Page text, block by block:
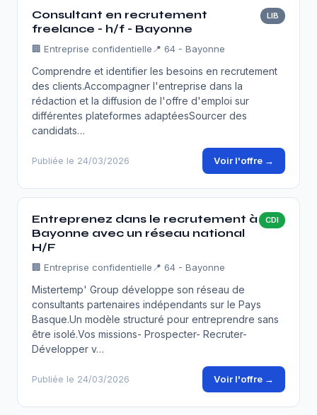
Consultant en recrutement
freelance - h/f - Bayonne
LIB
🏢 Entreprise confidentielle 📍 64 - Bayonne
Comprendre et identifier les besoins en recrutement
des clients.Accompagner l'entreprise dans la
rédaction et la diffusion de l'offre d'emploi sur
différentes plateformes adaptéesSourcer des
candidats…
Publiée le 24/03/2026 Voir l'offre →
Entreprenez dans le recrutement à
Bayonne avec un réseau national
H/F
CDI
🏢 Entreprise confidentielle 📍 64 - Bayonne
Mistertemp' Group développe son réseau de
consultants partenaires indépendants sur le Pays
Basque.Un modèle structuré pour entreprendre sans
être isolé.Vos missions- Prospecter- Recruter-
Développer v…
Publiée le 24/03/2026 Voir l'offre →